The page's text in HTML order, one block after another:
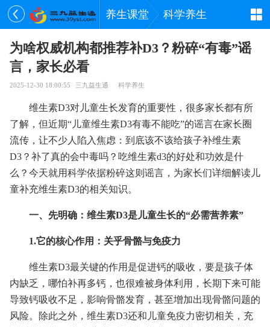
养生课堂 科学养生
为啥权威机构都推荐补D3？粉碎“有毒”谣
言，家长必看
2025-12-30 18:00:55 三九益生通 科学养生
维生素D3对儿童生长发育的重要性，很多家长都有所
了解，但近期“儿童维生素D3有毒不能吃”的谣言在家长圈
流传，让不少人陷入焦虑：到底该不该给孩子补维生素
D3？补了真的会中毒吗？吃维生素d3的好处和功效是什
么？今天就用科学依据粉碎这则谣言，为家长们详细解读儿
童补充维生素D3的相关知识。
一、先明确：维生素D3是儿童生长的“必需营养素”
1.它的核心作用：关乎骨骼与免疫力
维生素D3最关键的作用是促进钙的吸收，要是孩子体
内缺乏，哪怕补再多钙，也很难被身体利用，长期下来可能
导致钙吸收不足，影响骨骼发育，甚至增加出现骨骼问题的
风险。除此之外，维生素D3还和儿童免疫力密切相关，充